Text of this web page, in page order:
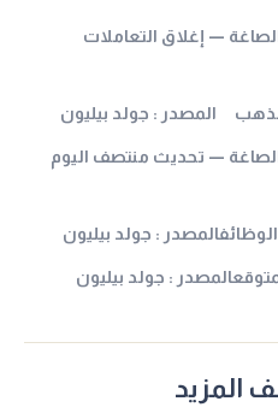
في الصاغة — إغلاق التعاملات
المصدر : جولد بيليون
في الصاغة — تحديث منتصف اليوم
: جولد بيليون
: جولد بيليون
المزيد